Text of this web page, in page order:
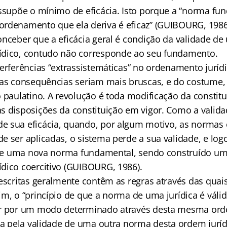
o mínimo de eficácia. Isto porque a “norma
que ela deriva é eficaz” (GUIBOURG,
que a eficácia geral é condição da validade de
contudo não corresponde ao seu fundamento.
“extrassistemáticas” no ordenamento
consequências seriam mais bruscas, e do
A revolução é toda modificação da
disposições da constituição em vigor. Como a
sua eficácia, quando, por algum motivo, as
ser aplicadas, o sistema perde a sua validade, e
uma nova norma fundamental, sendo construído
coercitivo (GUIBOURG, 1986).
geralmente contêm as regras através das
o “princípio de que a norma de uma jurídica é
por um modo determinado através desta mesma
pela validade de uma outra norma desta ordem